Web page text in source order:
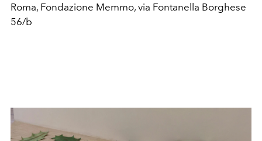
Roma, Fondazione Memmo, via Fontanella Borghese
56/b